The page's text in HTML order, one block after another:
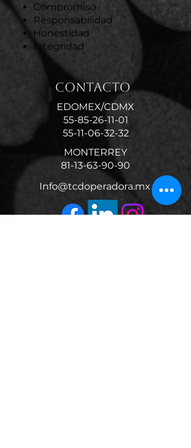
Compromiso
Responsabilidad
Honestidad
Integridad
Contacto
EDOMEX/CDMX
55-85-26-11-01
55-11-06-32-32
MONTERREY
81-13-63-90-90
Info@tcdoperadora.mx